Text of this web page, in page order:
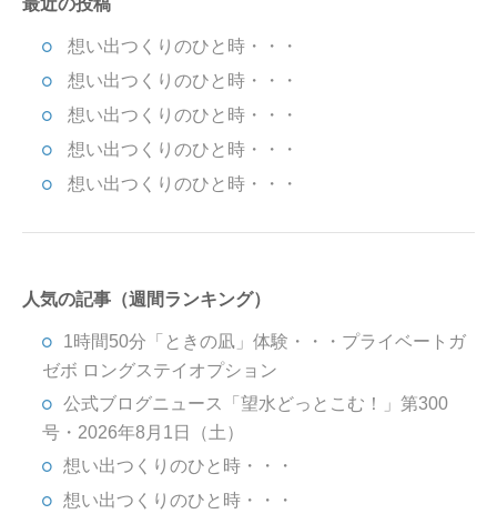
最近の投稿
想い出つくりのひと時・・・
想い出つくりのひと時・・・
想い出つくりのひと時・・・
想い出つくりのひと時・・・
想い出つくりのひと時・・・
人気の記事（週間ランキング）
1時間50分「ときの凪」体験・・・プライベートガ
ゼボ ロングステイオプション
公式ブログニュース「望水どっとこむ！」第300
号・2026年8月1日（土）
想い出つくりのひと時・・・
想い出つくりのひと時・・・